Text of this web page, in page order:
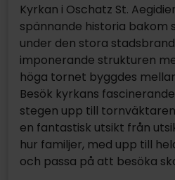
Kyrkan i Oschatz St.
spännande historia bakom
under den stora
imponerande strukturen
höga tornet byggdes
Besök kyrkans
stegen upp till
en fantastisk utsikt från
hur familjer, med upp till
och passa på att besöka